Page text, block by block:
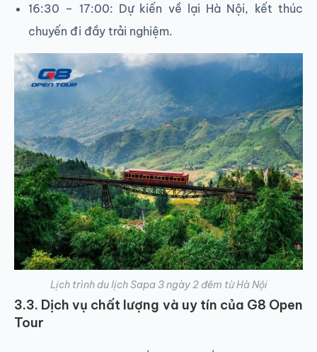
16:30 – 17:00: Dự kiến về lại Hà Nội, kết thúc
chuyến đi đầy trải nghiệm.
Lịch trình du lịch Sapa 3 ngày 2 đêm từ Hà Nội
3.3. Dịch vụ chất lượng và uy tín của G8 Open
Tour